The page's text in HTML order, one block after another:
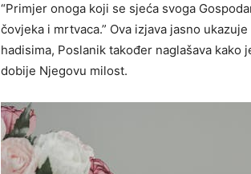
“Primjer onoga koji se sjeća svoga
čovjeka i mrtvaca.” Ova izjava jasno
hadisima, Poslanik također naglašava
dobije Njegovu milost.